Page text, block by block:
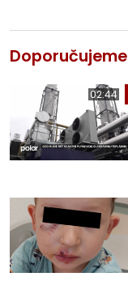
Doporučujeme
02:44